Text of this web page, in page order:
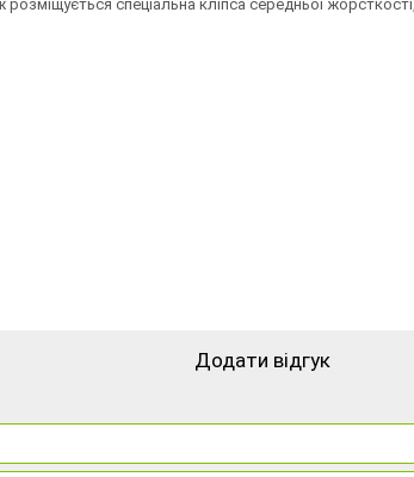
спеціальна кліпса середньої
Додати відгук